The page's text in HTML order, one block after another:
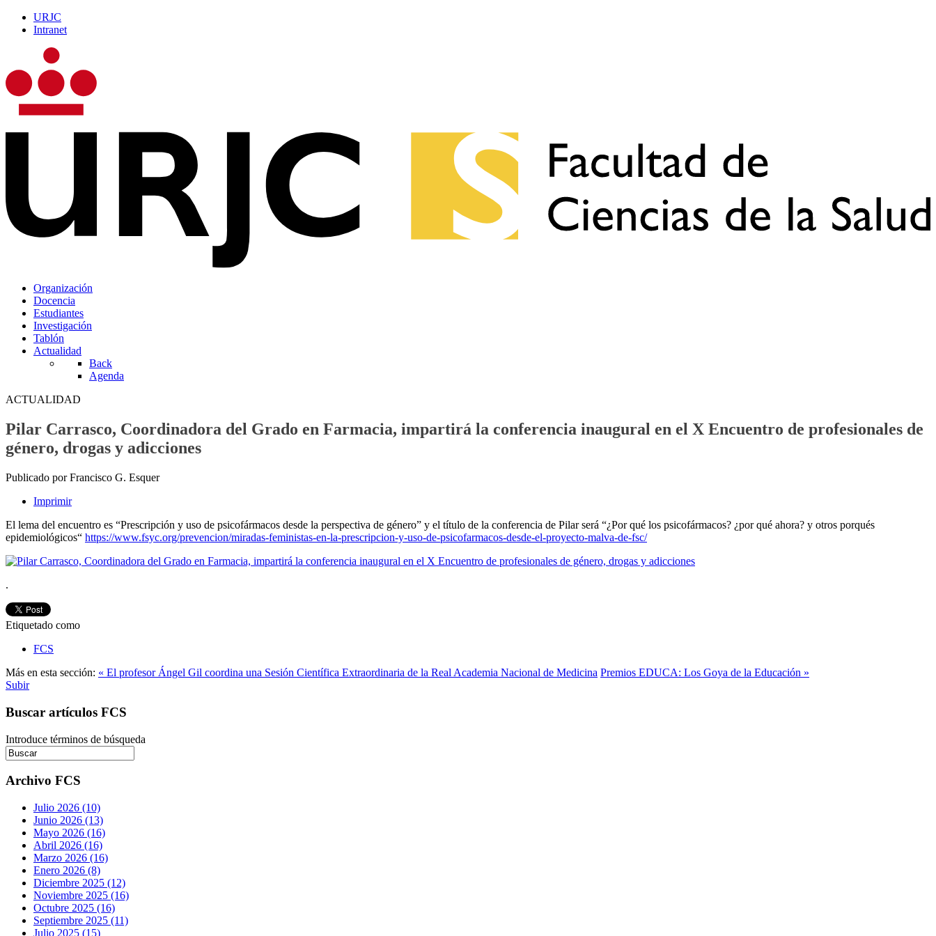
URJC
Intranet
Organización
Docencia
Estudiantes
Investigación
Tablón
Actualidad
Back
Agenda
ACTUALIDAD
Pilar Carrasco, Coordinadora del Grado en Farmacia, impartirá la conferencia inaugural en el X Encuentro de profesionales de
género, drogas y adicciones
Publicado por Francisco G. Esquer
Imprimir
El lema del encuentro es “Prescripción y uso de psicofármacos desde la perspectiva de género” y el título de la conferencia de Pilar será “¿Por qué los psicofármacos? ¿por qué ahora? y otros porqués
epidemiológicos“ https://www.fsyc.org/prevencion/miradas-feministas-en-la-prescripcion-y-uso-de-psicofarmacos-desde-el-proyecto-malva-de-fsc/
.
Etiquetado como
FCS
Más en esta sección: « El profesor Ángel Gil coordina una Sesión Científica Extraordinaria de la Real Academia Nacional de Medicina Premios EDUCA: Los Goya de la Educación »
Subir
Buscar artículos FCS
Introduce términos de búsqueda
Archivo FCS
Julio 2026 (10)
Junio 2026 (13)
Mayo 2026 (16)
Abril 2026 (16)
Marzo 2026 (16)
Enero 2026 (8)
Diciembre 2025 (12)
Noviembre 2025 (16)
Octubre 2025 (16)
Septiembre 2025 (11)
Julio 2025 (15)